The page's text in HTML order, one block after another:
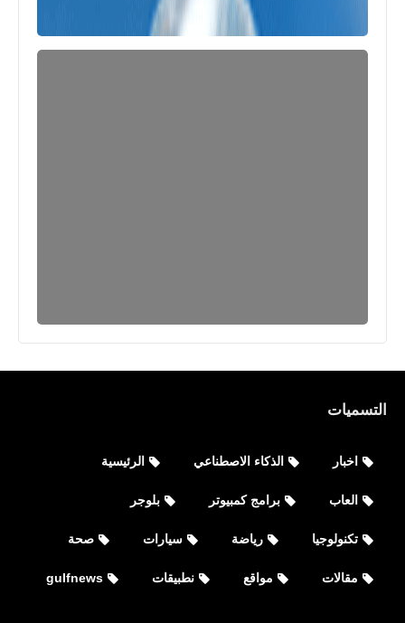
تحميل تطبيق YouTube Kids‏ يوتيوب
التسميات
اخبار الذكاء الاصطناعي الرئيسية
العاب برامج كمبيوتر بلوجر
تكنولوجيا رياضة سيارات صحة
مقالات مواقع نطبيقات gulfnews